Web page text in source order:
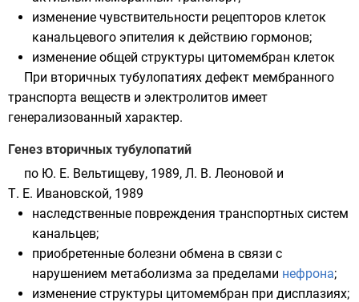
изменение чувствительности рецепторов клеток
канальцевого эпителия к действию гормонов;
изменение общей структуры цитомембран клеток
При вторичных тубулопатиях дефект мембранного
транспорта веществ и электролитов имеет
генерализованный характер.
Генез вторичных тубулопатий
по Ю. Е. Вельтищеву, 1989, Л. В. Леоновой и
Т. Е. Ивановской, 1989
наследственные повреждения транспортных систем
канальцев;
приобретенные болезни обмена в связи с
нарушением метаболизма за пределами нефрона;
изменение структуры цитомембран при дисплазиях;